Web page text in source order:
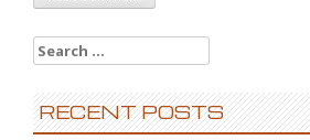
Search for:
RECENT POSTS